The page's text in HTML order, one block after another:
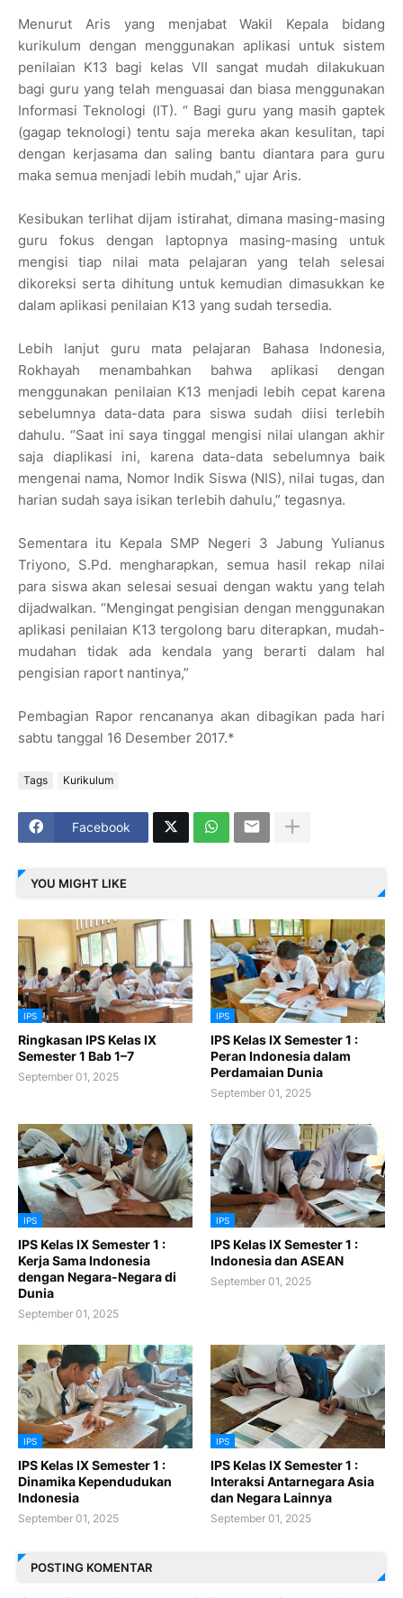
Menurut Aris yang menjabat Wakil Kepala bidang
kurikulum dengan menggunakan aplikasi untuk sistem
penilaian K13 bagi kelas VII sangat mudah dilakukuan
bagi guru yang telah menguasai dan biasa menggunakan
Informasi Teknologi (IT). “ Bagi guru yang masih gaptek
(gagap teknologi) tentu saja mereka akan kesulitan, tapi
dengan kerjasama dan saling bantu diantara para guru
maka semua menjadi lebih mudah,” ujar Aris.
Kesibukan terlihat dijam istirahat, dimana masing-masing
guru fokus dengan laptopnya masing-masing untuk
mengisi tiap nilai mata pelajaran yang telah selesai
dikoreksi serta dihitung untuk kemudian dimasukkan ke
dalam aplikasi penilaian K13 yang sudah tersedia.
Lebih lanjut guru mata pelajaran Bahasa Indonesia,
Rokhayah menambahkan bahwa aplikasi dengan
menggunakan penilaian K13 menjadi lebih cepat karena
sebelumnya data-data para siswa sudah diisi terlebih
dahulu. “Saat ini saya tinggal mengisi nilai ulangan akhir
saja diaplikasi ini, karena data-data sebelumnya baik
mengenai nama, Nomor Indik Siswa (NIS), nilai tugas, dan
harian sudah saya isikan terlebih dahulu,” tegasnya.
Sementara itu Kepala SMP Negeri 3 Jabung Yulianus
Triyono, S.Pd. mengharapkan, semua hasil rekap nilai
para siswa akan selesai sesuai dengan waktu yang telah
dijadwalkan. “Mengingat pengisian dengan menggunakan
aplikasi penilaian K13 tergolong baru diterapkan, mudah-
mudahan tidak ada kendala yang berarti dalam hal
pengisian raport nantinya,”
Pembagian Rapor rencananya akan dibagikan pada hari
sabtu tanggal 16 Desember 2017.*
Tags Kurikulum
Facebook
YOU MIGHT LIKE
IPS
Ringkasan IPS Kelas IX
Semester 1 Bab 1–7
September 01, 2025
IPS
IPS Kelas IX Semester 1 :
Peran Indonesia dalam
Perdamaian Dunia
September 01, 2025
IPS
IPS Kelas IX Semester 1 :
Kerja Sama Indonesia
dengan Negara-Negara di
Dunia
September 01, 2025
IPS
IPS Kelas IX Semester 1 :
Indonesia dan ASEAN
September 01, 2025
IPS
IPS Kelas IX Semester 1 :
Dinamika Kependudukan
Indonesia
September 01, 2025
IPS
IPS Kelas IX Semester 1 :
Interaksi Antarnegara Asia
dan Negara Lainnya
September 01, 2025
POSTING KOMENTAR